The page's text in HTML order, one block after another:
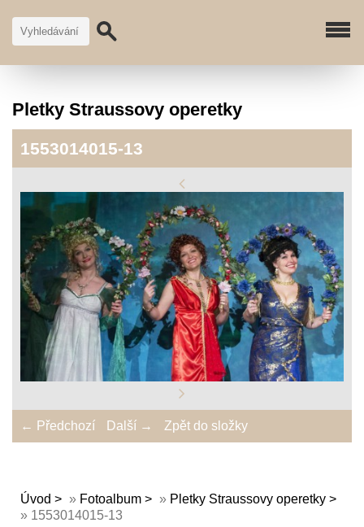
Pletky Straussovy operetky
1553014015-13
← Předchozí Další → Zpět do složky
Úvod » Fotoalbum » Pletky Straussovy operetky
» 1553014015-13